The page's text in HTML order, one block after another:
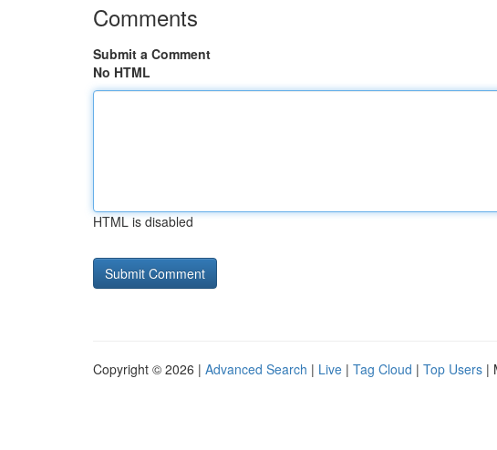
Comments
Submit a Comment
No HTML
HTML is disabled
Copyright © 2026 | Advanced Search | Live | Tag Cloud | Top Users |